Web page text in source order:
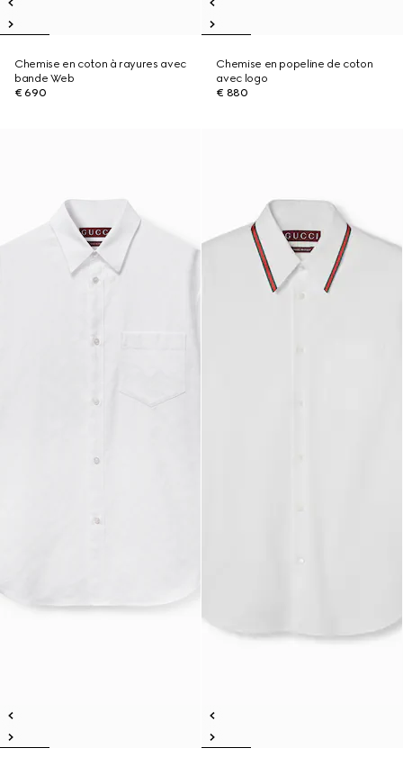
Chemise en coton à rayures avec
bande Web
€ 690
Chemise en popeline de coton
avec logo
€ 880